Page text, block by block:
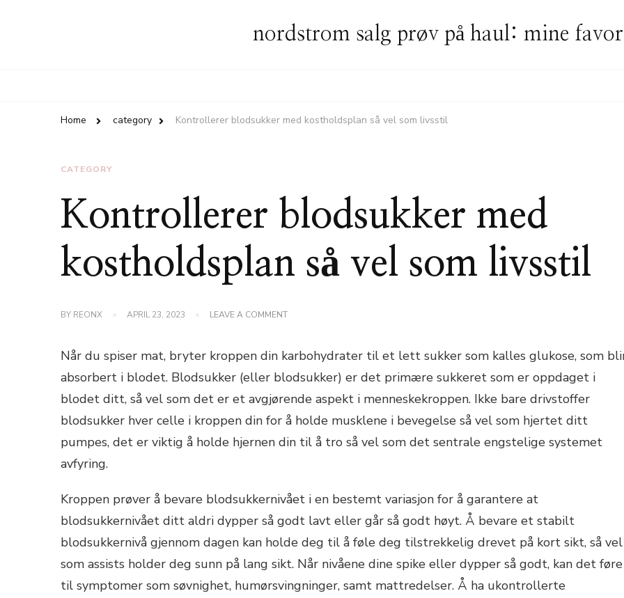
nordstrom salg prøv på haul: mine
Home category Kontrollerer blodsukker med kostholdsplan så vel som livsstil
CATEGORY
Kontrollerer blodsukker med
kostholdsplan så vel som livsstil
BY REONX APRIL 23, 2023 LEAVE A COMMENTON
MED
KOSTHOLDSPLAN
SÅ
VEL
SOM
Når du spiser mat, bryter kroppen din karbohydrater til et lett sukker som kalles glukose, som
absorbert i blodet. Blodsukker (eller blodsukker) er det primære sukkeret som er oppdaget i
blodet ditt, så vel som det er et avgjørende aspekt i menneskekroppen. Ikke bare drivstoffer
blodsukker hver celle i kroppen din for å holde musklene i bevegelse så vel som hjertet ditt
pumpes, det er viktig å holde hjernen din til å tro så vel som det sentrale engstelige systemet
avfyring.
Kroppen prøver å bevare blodsukkernivået i en bestemt variasjon for å garantere at
blodsukkernivået ditt aldri dypper så godt lavt eller går så godt høyt. Å bevare et stabilt
blodsukkernivå gjennom dagen kan holde deg til å føle deg tilstrekkelig drevet på kort sikt, så vel
som assists holder deg sunn på lang sikt. Når nivåene dine spike eller dypper så godt, kan det føre
til symptomer som søvnighet, humørsvingninger, samt mattredelser. Å ha ukontrollerte